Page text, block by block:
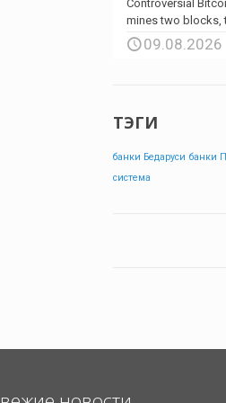
Controversial
mines two blocks,
09.08.2026
ТЭГИ
банки Бедаруси банки
система